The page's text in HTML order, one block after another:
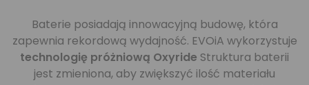
Baterie posiadają innowacyjną budowę, która
zapewnia rekordową wydajność. EVOiA wykorzystuje
technologię próżniową Oxyride Struktura baterii
jest zmieniona, aby zwiększyć ilość materiału